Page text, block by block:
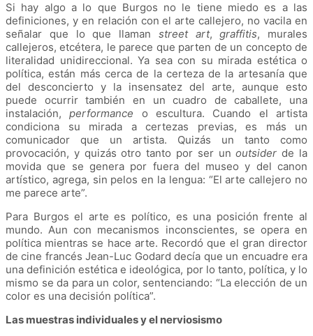
Si hay algo a lo que Burgos no le tiene miedo es a las
definiciones, y en relación con el arte callejero, no vacila en
señalar que lo que llaman street art,graffitis, murales
callejeros, etcétera, le parece que parten de un concepto de
literalidad unidireccional. Ya sea con su mirada estética o
política, están más cerca de la certeza de la artesanía que
del desconcierto y la insensatez del arte, aunque esto
puede ocurrir también en un cuadro de caballete, una
instalación,performance o escultura. Cuando el artista
condiciona su mirada a certezas previas, es más un
comunicador que un artista. Quizás un tanto como
provocación, y quizás otro tanto por ser unoutsider de la
movida que se genera por fuera del museo y del canon
artístico, agrega, sin pelos en la lengua: “El arte callejero no
me parece arte”.
Para Burgos el arte es político, es una posición frente al
mundo. Aun con mecanismos inconscientes, se opera en
política mientras se hace arte. Recordó que el gran director
de cine francés Jean-Luc Godard decía que un encuadre era
una definición estética e ideológica, por lo tanto, política, y lo
mismo se da para un color, sentenciando: “La elección de un
color es una decisión política”.
Las muestras individuales y el nerviosismo